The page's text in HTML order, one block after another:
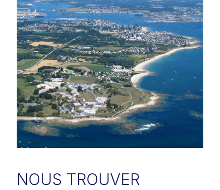
NOUS TROUVER